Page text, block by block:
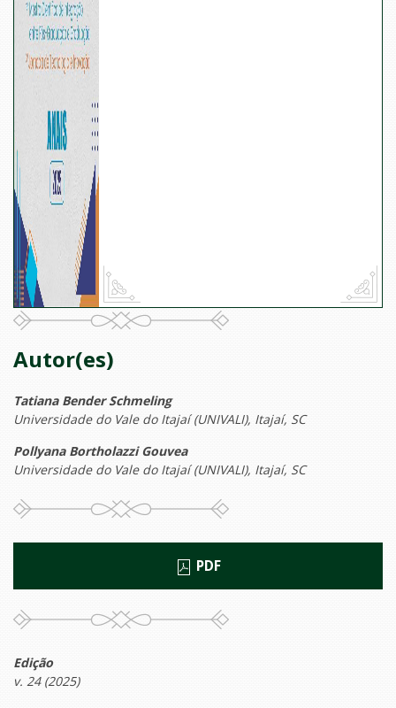
Autor(es)
Tatiana Bender Schmeling
Universidade do Vale do Itajaí (UNIVALI), Itajaí, SC
Pollyana Bortholazzi Gouvea
Universidade do Vale do Itajaí (UNIVALI), Itajaí, SC
PDF
Edição
v. 24 (2025)